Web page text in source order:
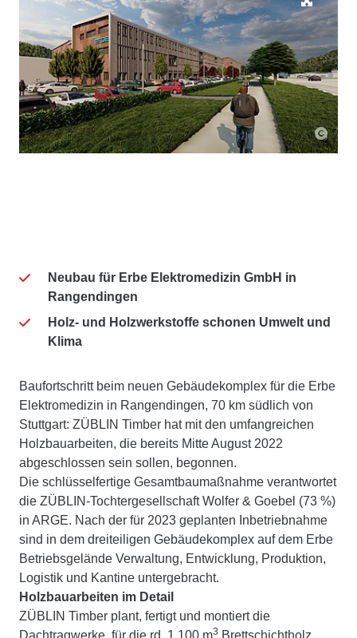
Neubau für Erbe Elektromedizin GmbH in
Rangendingen
Holz- und Holzwerkstoffe schonen Umwelt und
Klima
Baufortschritt beim neuen Gebäudekomplex für die Erbe
Elektromedizin in Rangendingen, 70 km südlich von
Stuttgart: ZÜBLIN Timber hat mit den umfangreichen
Holzbauarbeiten, die bereits Mitte August 2022
abgeschlossen sein sollen, begonnen.
Die schlüsselfertige Gesamtbaumaßnahme verantwortet
die ZÜBLIN-Tochtergesellschaft Wolfer & Goebel (73 %)
in ARGE. Nach der für 2023 geplanten Inbetriebnahme
sind in dem dreiteiligen Gebäudekomplex auf dem Erbe
Betriebsgelände Verwaltung, Entwicklung, Produktion,
Logistik und Kantine untergebracht.
Holzbauarbeiten im Detail
ZÜBLIN Timber plant, fertigt und montiert die
3